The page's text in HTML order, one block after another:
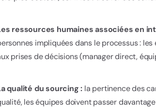
ressources humaines associées en
impliquées dans le processus :
prises de décisions (manager direct,
qualité du sourcing : la pertinence des
les équipes doivent passer